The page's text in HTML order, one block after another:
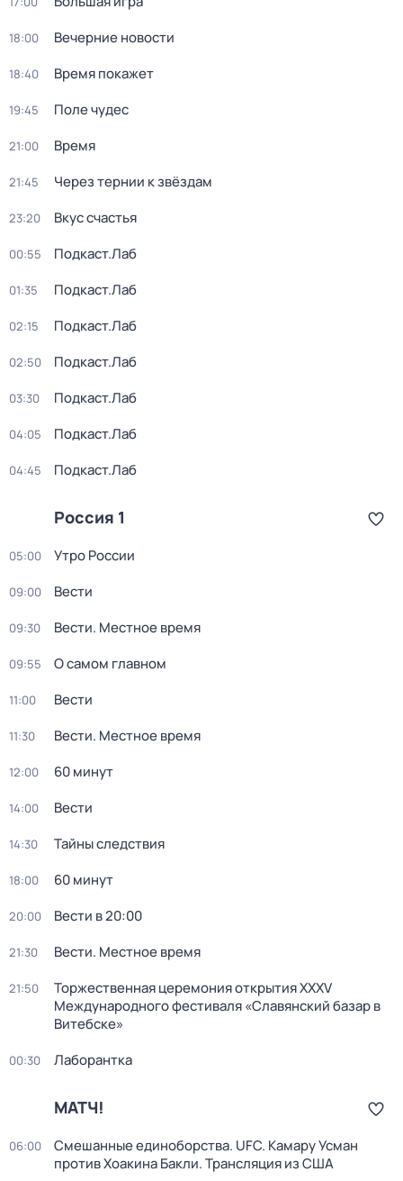
18:00 Вечерние новости
18:40 Время покажет
19:45 Поле чудес
21:00 Время
21:45 Через тернии к звёздам
23:20 Вкус счастья
00:55 Подкаст.Лаб
01:35 Подкаст.Лаб
02:15 Подкаст.Лаб
02:50 Подкаст.Лаб
03:30 Подкаст.Лаб
04:05 Подкаст.Лаб
04:45 Подкаст.Лаб
Россия 1
05:00 Утро России
09:00 Вести
09:30 Вести. Местное время
09:55 О самом главном
11:00 Вести
11:30 Вести. Местное время
12:00 60 минут
14:00 Вести
14:30 Тайны следствия
18:00 60 минут
20:00 Вести в 20:00
21:30 Вести. Местное время
21:50
Торжественная церемония открытия XXXV
Международного фестиваля «Славянский базар в
Витебске»
00:30 Лаборантка
МАТЧ!
06:00
Смешанные единоборства. UFC. Камару Усман
против Хоакина Бакли. Трансляция из США